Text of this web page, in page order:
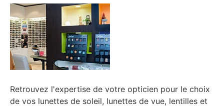
Retrouvez l'expertise de votre opticien pour le choix
de vos lunettes de soleil, lunettes de vue, lentilles et